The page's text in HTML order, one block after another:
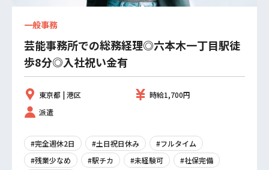
一般事務
芸能事務所での総務経理◎六本木一丁目駅徒
歩8分◎入社祝い金有
東京都 | 港区
時給1,700円
派遣
#完全週休2日 #土日祝日休み
#フルタイム
#残業少なめ
#駅チカ #未経験可
#社保完備